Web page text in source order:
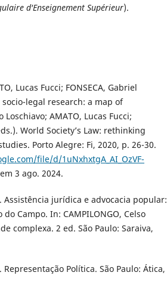
d'Enseignement Supérieur).
Lucas Fucci; FONSECA, Gabriel
legal research: a map of
AMATO, Lucas Fucci;
World Society’s Law: rethinking
Porto Alegre: Fi, 2020, p. 26-30.
file/d/1uNxhxtgA_AI_OzVF-
3 ago. 2024.
Assistência jurídica e advocacia popular:
Campo. In: CAMPILONGO, Celso
complexa. 2 ed. São Paulo: Saraiva,
Representação Política. São Paulo: Ática,